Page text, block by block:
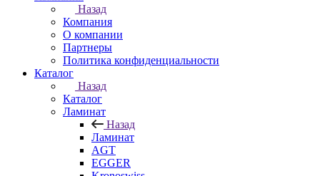
Назад
Компания
О компании
Партнеры
Политика конфиденциальности
Каталог
Назад
Каталог
Ламинат
Назад
Ламинат
AGT
EGGER